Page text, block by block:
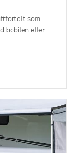
som
bobilen eller